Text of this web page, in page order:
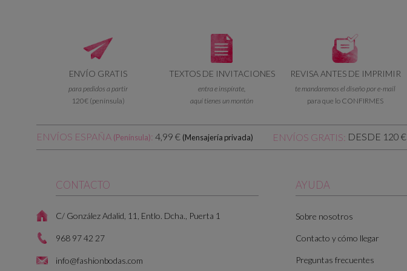
ENVÍO GRATIS
para pedidos a partir
120€ (península)
TEXTOS DE INVITACIONES
entra e inspírate,
aquí tienes un montón
REVISA ANTES DE IMPRIMIR
te mandaremos el diseño por e-mail
para que lo CONFIRMES
ENVÍOS ESPAÑA (Península): 4,99 € (Mensajería privada) ENVÍOS GRATIS: DESDE 120 €
CONTACTO
C/ González Adalid, 11, Entlo. Dcha., Puerta 1
968 97 42 27
info@fashionbodas.com
AYUDA
Sobre nosotros
Contacto y cómo llegar
Preguntas frecuentes